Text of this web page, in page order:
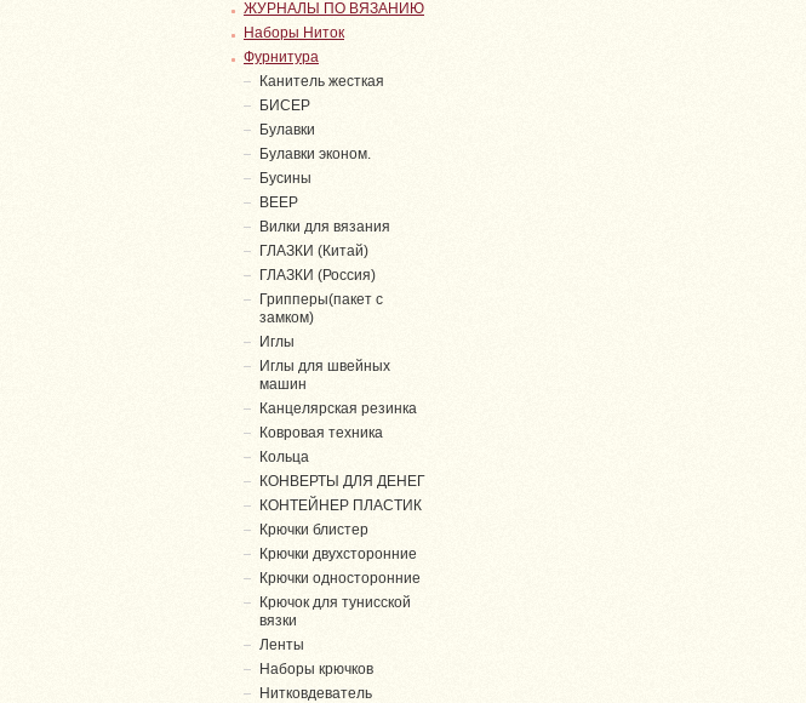
ЖУРНАЛЫ ПО ВЯЗАНИЮ
Наборы Ниток
Фурнитура
Канитель жесткая
БИСЕР
Булавки
Булавки эконом.
Бусины
ВЕЕР
Вилки для вязания
ГЛАЗКИ (Китай)
ГЛАЗКИ (Россия)
Грипперы(пакет с
замком)
Иглы
Иглы для швейных
машин
Канцелярская резинка
Ковровая техника
Кольца
КОНВЕРТЫ ДЛЯ ДЕНЕГ
КОНТЕЙНЕР ПЛАСТИК
Крючки блистер
Крючки двухсторонние
Крючки односторонние
Крючок для тунисской
вязки
Ленты
Наборы крючков
Нитковдеватель